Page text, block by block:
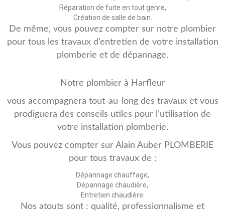
Réparation de fuite en tout genre,
Création de salle de bain.
De même, vous pouvez compter sur notre plombier
pour tous les travaux d’entretien de votre installation
plomberie et de dépannage.
Notre plombier à Harfleur
vous accompagnera tout-au-long des travaux et vous
prodiguera des conseils utiles pour l’utilisation de
votre installation plomberie.
Vous pouvez compter sur Alain Auber PLOMBERIE
pour tous travaux de :
Dépannage chauffage,
Dépannage chaudière,
Entretien chaudière.
Nos atouts sont : qualité, professionnalisme et